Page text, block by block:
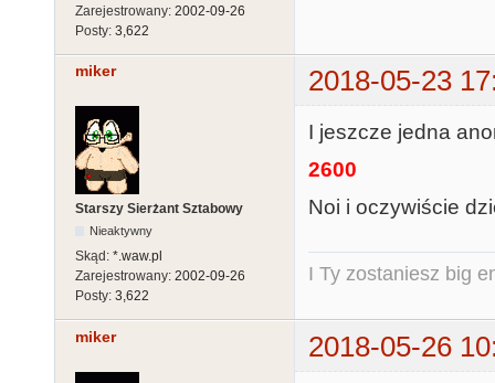
Zarejestrowany: 2002-09-26
Posty: 3,622
miker 2018-05-23
Starszy Sierżant Sztabowy
Nieaktywny
Skąd: *.waw.pl
Zarejestrowany: 2002-09-26
Posty: 3,622
I jeszcze jedna
2600
Noi i oczywiście
I Ty zostaniesz big
miker 2018-05-26